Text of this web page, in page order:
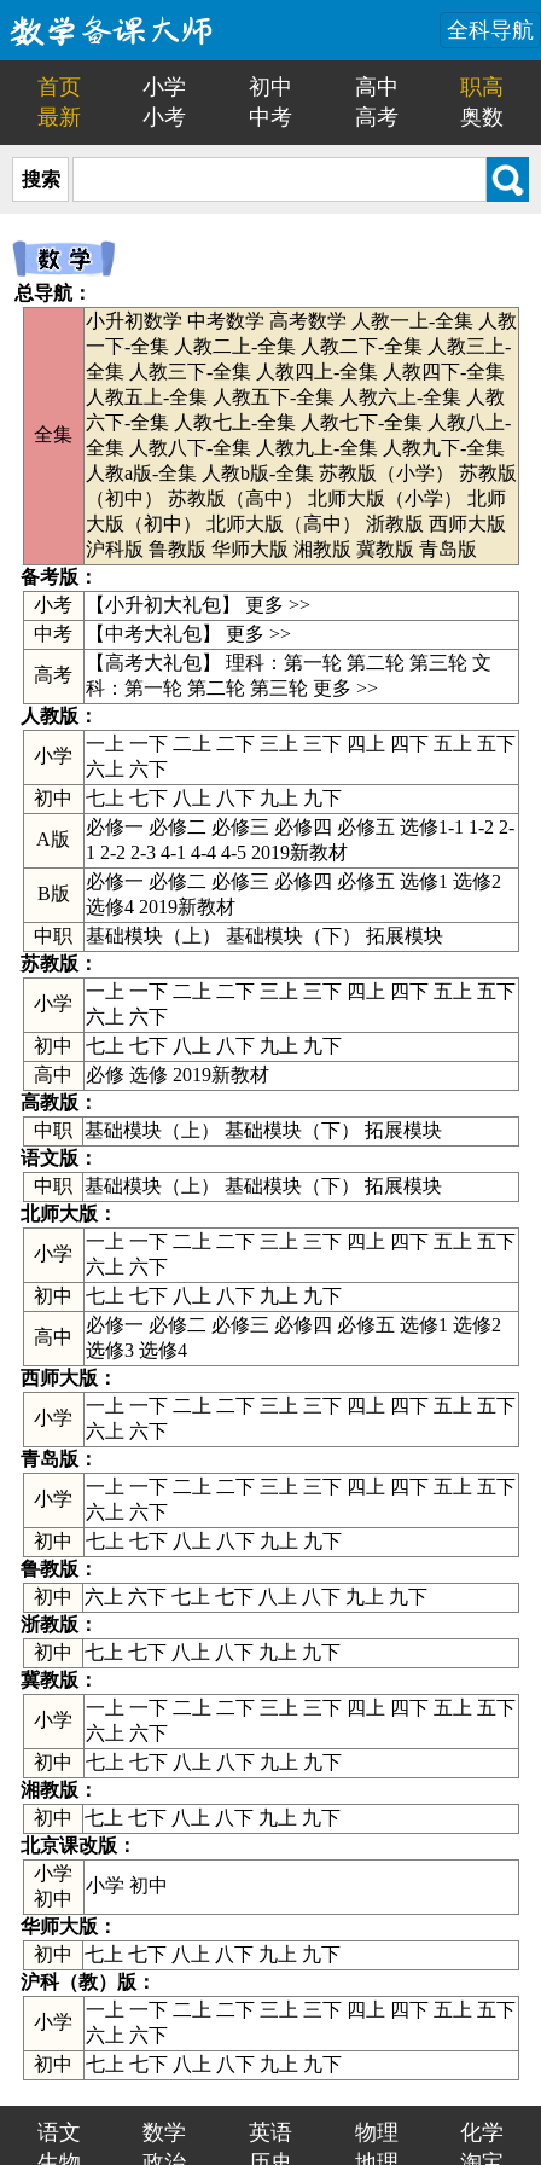
全科导航
首页 小学 初中 高中
职高
最新
小考 中考 高考 奥数
搜索
总导航：
全集
小升初数学 中考数学 高考数学 人教一上-全集 人教
一下-全集 人教二上-全集 人教二下-全集 人教三上-
全集 人教三下-全集 人教四上-全集 人教四下-全集
人教五上-全集 人教五下-全集 人教六上-全集 人教
六下-全集 人教七上-全集 人教七下-全集 人教八上-
全集 人教八下-全集 人教九上-全集 人教九下-全集
人教a版-全集 人教b版-全集 苏教版（小学）
苏教版
（初中）
苏教版（高中） 北师大版（小学）
北师
大版（初中）
北师大版（高中） 浙教版 西师大版
沪科版 鲁教版 华师大版 湘教版 冀教版 青岛版
备考版：
小考
【小升初大礼包】 更多 >>
中考
【中考大礼包】 更多 >>
高考
【高考大礼包】 理科： 第一轮 第二轮 第三轮文
科： 第一轮 第二轮 第三轮 更多 >>
人教版 ：
小学
一上 一下 二上 二下 三上 三下 四上 四下 五上 五下
六上 六下
初中
七上 七下 八上 八下 九上 九下
A版
必修一 必修二 必修三 必修四 必修五 选修1-1 1-2 2-
1 2-2 2-3 4-1 4-4 4-5 2019新教材
B版
必修一 必修二 必修三 必修四 必修五 选修1 选修2
选修4 2019新教材
中职
基础模块（上） 基础模块（下） 拓展模块
苏教版 ：
小学
一上 一下 二上 二下 三上 三下 四上 四下 五上 五下
六上 六下
初中
七上 七下 八上 八下 九上 九下
高中
必修 选修 2019新教材
高教版 ：
中职
基础模块（上） 基础模块（下） 拓展模块
语文版 ：
中职
基础模块（上） 基础模块（下） 拓展模块
北师大版 ：
小学
一上 一下 二上 二下 三上 三下 四上 四下 五上 五下
六上 六下
初中
七上 七下 八上 八下 九上 九下
高中
必修一 必修二 必修三 必修四 必修五 选修1 选修2
选修3 选修4
西师大版 ：
小学
一上 一下 二上 二下 三上 三下 四上 四下 五上 五下
六上 六下
青岛版 ：
小学
一上 一下 二上 二下 三上 三下 四上 四下 五上 五下
六上 六下
初中
七上 七下 八上 八下 九上 九下
鲁教版 ：
初中
六上 六下 七上 七下 八上 八下 九上 九下
浙教版 ：
初中
七上 七下 八上 八下 九上 九下
冀教版 ：
小学
一上 一下 二上 二下 三上 三下 四上 四下 五上 五下
六上 六下
初中
七上 七下 八上 八下 九上 九下
湘教版 ：
初中
七上 七下 八上 八下 九上 九下
北京课改版 ：
小学
初中
小学 初中
华师大版 ：
初中
七上 七下 八上 八下 九上 九下
沪科（教）版 ：
小学
一上 一下 二上 二下 三上 三下 四上 四下 五上 五下
六上 六下
初中
七上 七下 八上 八下 九上 九下
语文 数学 英语 物理
化学